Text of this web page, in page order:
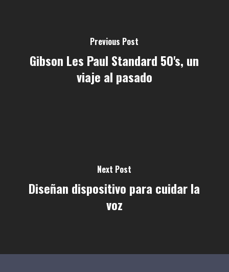
Previous Post
Gibson Les Paul Standard 50's, un
viaje al pasado
Next Post
Diseñan dispositivo para cuidar la
voz